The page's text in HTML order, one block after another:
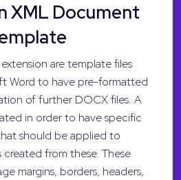
XML Document
are template files
Word to have pre-formatted
of further DOCX files. A
in order to have specific
should be applied to
created from these. These
margins, borders, headers,